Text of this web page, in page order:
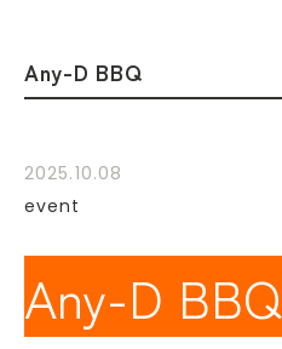
Any-D BBQ
2025.10.08
event
Any-D BBQ